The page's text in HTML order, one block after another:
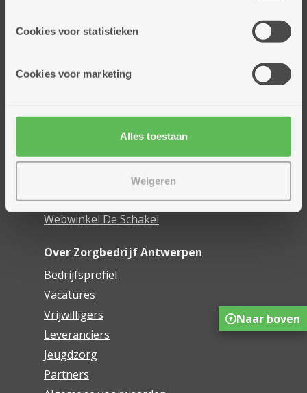
partners kunnen deze gegevens combineren met andere
Cookies voor statistieken
Cookies voor marketing
Alles toestaan
Weigeren
Assistentiewoningen
Woonzorgcentra
Mijn Zorgbedrijf
Onze innovaties
Mijn Boek
Webwinkel De Schakel
Over Zorgbedrijf Antwerpen
Bedrijfsprofiel
Vacatures
Vrijwilligers
Leveranciers
Jeugdzorg
Partners
Naar boven